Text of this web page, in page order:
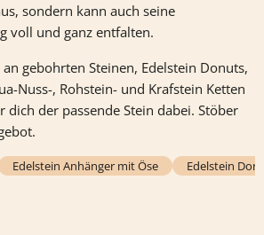
sondern kann auch seine
voll und ganz entfalten.
gebohrten Steinen, Edelstein Donuts,
Nuss-, Rohstein- und Krafstein Ketten
der passende Stein dabei. Stöber
Edelstein Anhänger mit Öse Edelstein